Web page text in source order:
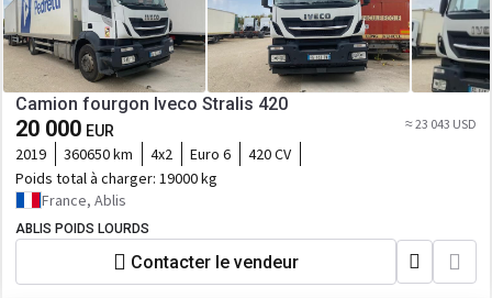
Camion fourgon Iveco Stralis 420
20 000 EUR ≈ 23 043 USD
2019 360650 km 4x2 Euro 6
420 CV
Poids total à charger: 19000 kg
France, Ablis
ABLIS POIDS LOURDS
Contacter le vendeur